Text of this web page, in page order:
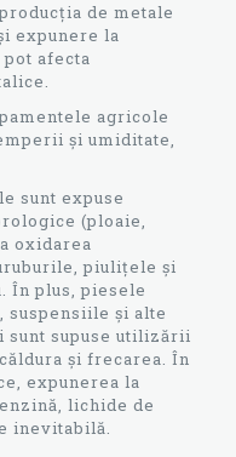
de metale
expunere la
afecta
agricole
și umiditate,
sunt expuse
(ploaie,
oxidarea
piulițele și
În plus, piesele
suspensiile și alte
sunt supuse utilizării
și frecarea. În
expunerea la
lichide de
inevitabilă.